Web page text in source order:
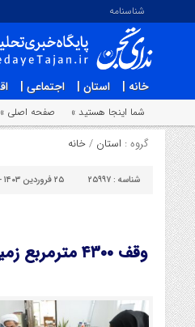
شناسنامه
خانه | استان | اجتماعی |
شما اینجا هستید » صفحه اصلی »
گروه : استان /خانه
شناسه : ۲۵۹۹۷ ۲۵ فروردین ۱۴۰۳ - ۹:۴۹